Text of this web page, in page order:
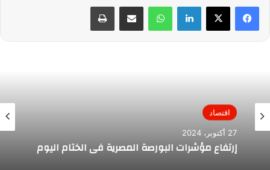
لينكدإن واتساب مشاركة عبر البريد طباعة
اقتصاد
27 أكتوبر، 2024
إرتفاع مؤشرات البورصة المصرية في الختام اليوم